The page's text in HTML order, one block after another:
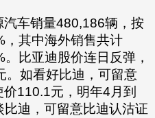
车销量480,186辆，按
其中海外销售共计
比亚迪股价连日反弹，
。如看好比迪，可留意
110.1元，明年4月到
迪，可留意比迪认沽证